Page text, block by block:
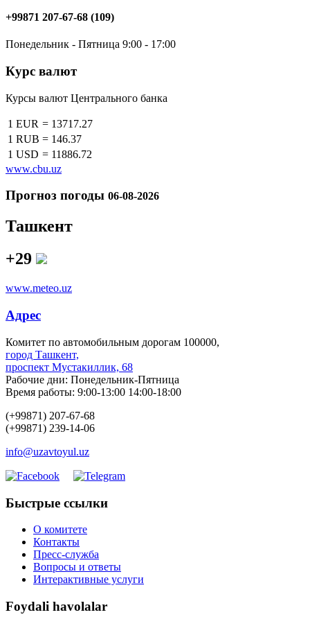
+99871 207-67-68 (109)
Понедельник - Пятница 9:00 - 17:00
Курс валют
Курсы валют Центрального банка
1 EUR = 13717.27
1 RUB = 146.37
1 USD = 11886.72
www.cbu.uz
Прогноз погоды 06-08-2026
Ташкент
+29
www.meteo.uz
Адрес
Комитет по автомобильным дорогам 100000,
город Ташкент,
проспект Мустакиллик, 68
Рабочие дни: Понедельник-Пятница
Время работы: 9:00-13:00 14:00-18:00
(+99871) 207-67-68
(+99871) 239-14-06
info@uzavtoyul.uz
Быстрые ссылки
О комитете
Контакты
Пресс-служба
Вопросы и ответы
Интерактивные услуги
Foydali havolalar